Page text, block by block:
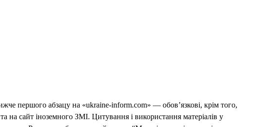
першого абзацу на «ukraine-inform.com» — обов’язкові, крім того,
на сайт іноземного ЗМІ. Цитування і використання матеріалів у